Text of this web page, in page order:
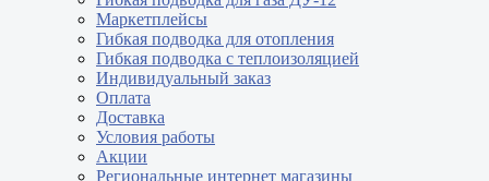
Маркетплейсы
Гибкая подводка для отопления
Гибкая подводка с теплоизоляцией
Индивидуальный заказ
Оплата
Доставка
Условия работы
Акции
Региональные интернет магазины